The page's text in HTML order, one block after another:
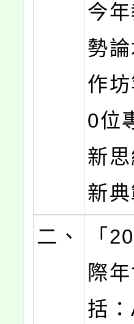
今
勢
作
0位
新
新典
二、
「
際
括